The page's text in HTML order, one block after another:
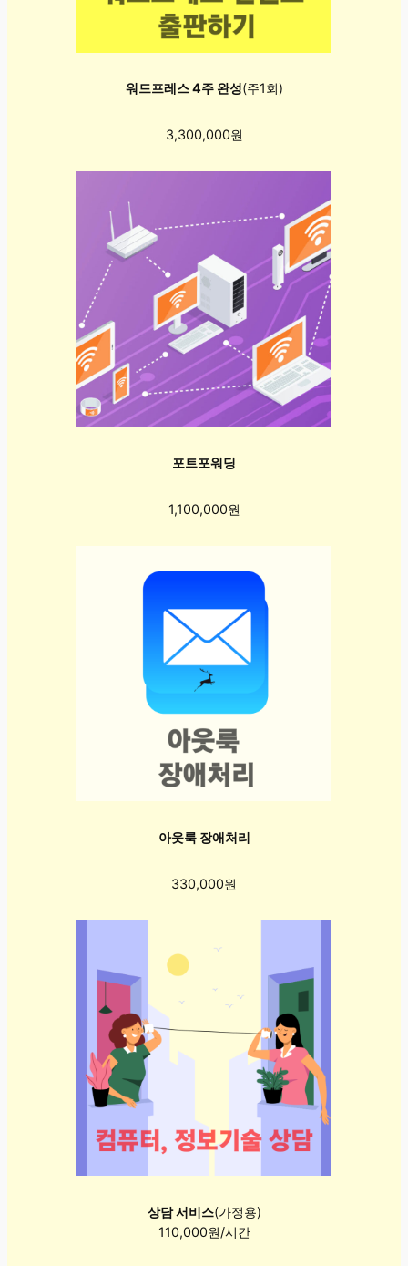
워드프레스 4주 완성(주1회)
3,300,000원
포트포워딩
1,100,000원
아웃룩 장애처리
330,000원
상담 서비스(가정용)
110,000원/시간